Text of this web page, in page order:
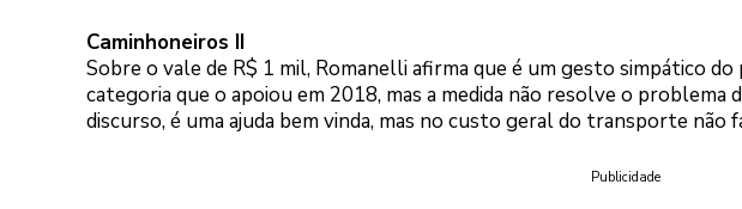
Caminhoneiros II
Sobre o vale de R$ 1 mil, Romanelli afirma que é um gesto simpático
categoria que o apoiou em 2018, mas a medida não resolve o problema
discurso, é uma ajuda bem vinda, mas no custo geral do transporte não
Publicidade